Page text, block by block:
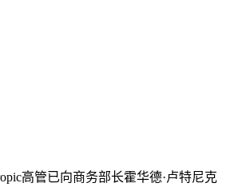
高管已向商务部长霍华德·卢特尼克